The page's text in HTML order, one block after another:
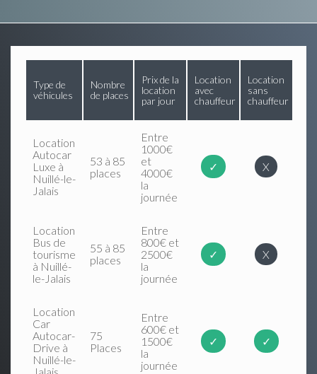
Type de
véhicules
Nombre
de places
Prix de la
location
par jour
Location
avec
chauffeur
Location
sans
chauffeur
Location
Autocar
Luxe à
Nuillé-le-
Jalais
53 à 85
places
Entre
1000€
et
4000€
la
journée
✓ X
Location
Bus de
tourisme
à Nuillé-
le-Jalais
55 à 85
places
Entre
800€ et
2500€
la
journée
✓ X
Location
Car
Autocar-
Drive à
Nuillé-le-
75
Places
Entre
600€ et
1500€
la
journée
✓ ✓